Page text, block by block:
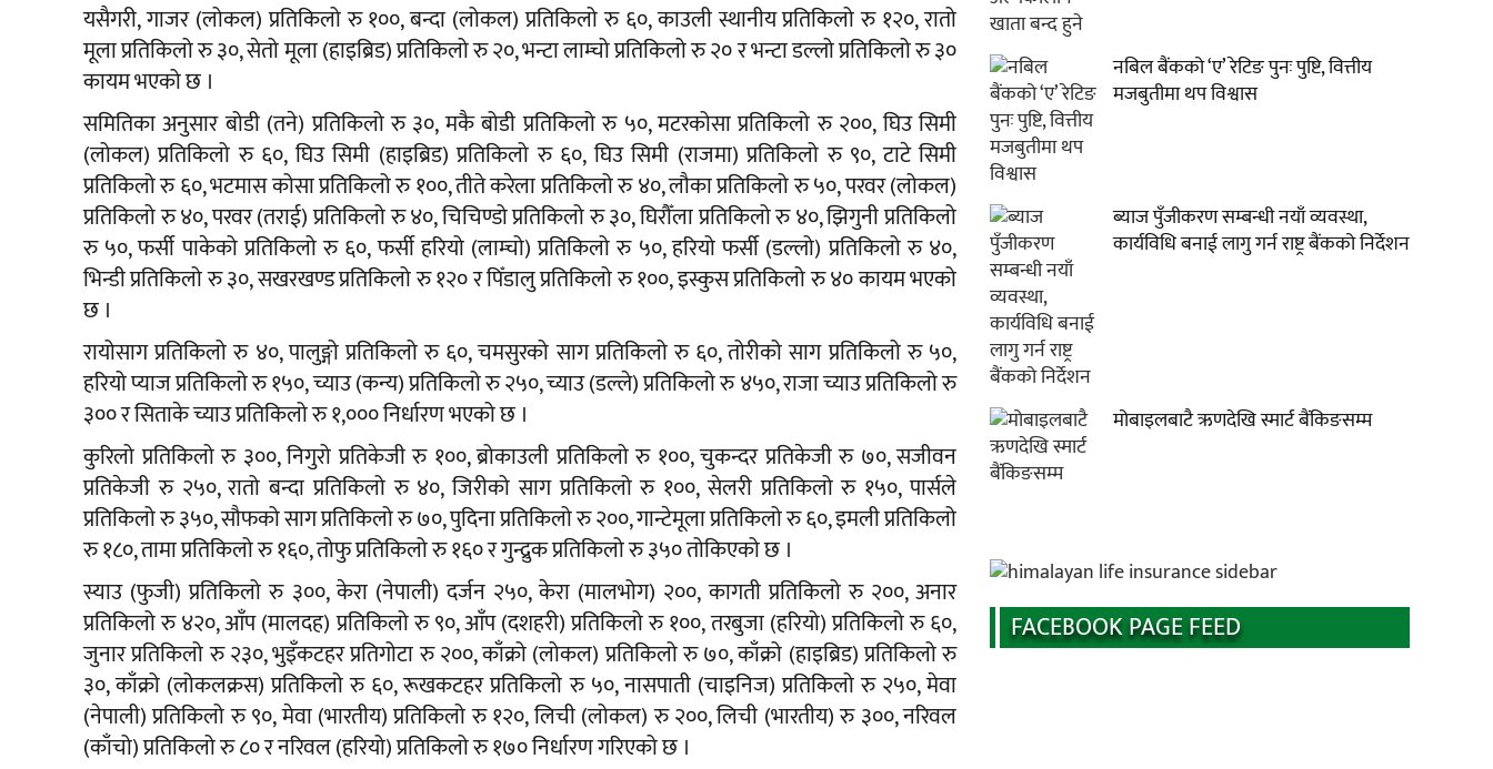
यसैगरी, गाजर (लोकल) प्रतिकिलो रु १००, बन्दा (लोकल) प्रतिकिलो रु ६०, काउली स्थानीय प्रतिकिलो रु १२०, रातो
मूला प्रतिकिलो रु ३०, सेतो मूला (हाइब्रिड) प्रतिकिलो रु २०, भन्टा लाम्चो प्रतिकिलो रु २० र भन्टा डल्लो प्रतिकिलो रु ३०
कायम भएको छ ।
समितिका अनुसार बोडी (तने) प्रतिकिलो रु ३०, मकै बोडी प्रतिकिलो रु ५०, मटरकोसा प्रतिकिलो रु २००, घिउ सिमी
(लोकल) प्रतिकिलो रु ६०, घिउ सिमी (हाइब्रिड) प्रतिकिलो रु ६०, घिउ सिमी (राजमा) प्रतिकिलो रु ९०, टाटे सिमी
प्रतिकिलो रु ६०, भटमास कोसा प्रतिकिलो रु १००, तीते करेला प्रतिकिलो रु ४०, लौका प्रतिकिलो रु ५०, परवर (लोकल)
प्रतिकिलो रु ४०, परवर (तराई) प्रतिकिलो रु ४०, चिचिण्डो प्रतिकिलो रु ३०, घिरौँला प्रतिकिलो रु ४०, झिगुनी प्रतिकिलो
रु ५०, फर्सी पाकेको प्रतिकिलो रु ६०, फर्सी हरियो (लाम्चो) प्रतिकिलो रु ५०, हरियो फर्सी (डल्लो) प्रतिकिलो रु ४०,
भिन्डी प्रतिकिलो रु ३०, सखरखण्ड प्रतिकिलो रु १२० र पिँडालु प्रतिकिलो रु १००, इस्कुस प्रतिकिलो रु ४० कायम भएको
छ ।
रायोसाग प्रतिकिलो रु ४०, पालुङ्गो प्रतिकिलो रु ६०, चमसुरको साग प्रतिकिलो रु ६०, तोरीको साग प्रतिकिलो रु ५०,
हरियो प्याज प्रतिकिलो रु १५०, च्याउ (कन्य) प्रतिकिलो रु २५०, च्याउ (डल्ले) प्रतिकिलो रु ४५०, राजा च्याउ प्रतिकिलो रु
३०० र सिताके च्याउ प्रतिकिलो रु १,००० निर्धारण भएको छ ।
कुरिलो प्रतिकिलो रु ३००, निगुरो प्रतिकेजी रु १००, ब्रोकाउली प्रतिकिलो रु १००, चुकन्दर प्रतिकेजी रु ७०, सजीवन
प्रतिकेजी रु २५०, रातो बन्दा प्रतिकिलो रु ४०, जिरीको साग प्रतिकिलो रु १००, सेलरी प्रतिकिलो रु १५०, पार्सले
प्रतिकिलो रु ३५०, सौफको साग प्रतिकिलो रु ७०, पुदिना प्रतिकिलो रु २००, गान्टेमूला प्रतिकिलो रु ६०, इमली प्रतिकिलो
रु १८०, तामा प्रतिकिलो रु १६०, तोफु प्रतिकिलो रु १६० र गुन्द्रुक प्रतिकिलो रु ३५० तोकिएको छ ।
स्याउ (फुजी) प्रतिकिलो रु ३००, केरा (नेपाली) दर्जन २५०, केरा (मालभोग) २००, कागती प्रतिकिलो रु २००, अनार
प्रतिकिलो रु ४२०, आँप (मालदह) प्रतिकिलो रु ९०, आँप (दशहरी) प्रतिकिलो रु १००, तरबुजा (हरियो) प्रतिकिलो रु ६०,
जुनार प्रतिकिलो रु २३०, भुइँकटहर प्रतिगोटा रु २००, काँक्रो (लोकल) प्रतिकिलो रु ७०, काँक्रो (हाइब्रिड) प्रतिकिलो रु
३०, काँक्रो (लोकलक्रस) प्रतिकिलो रु ६०, रूखकटहर प्रतिकिलो रु ५०, नासपाती (चाइनिज) प्रतिकिलो रु २५०, मेवा
(नेपाली) प्रतिकिलो रु ९०, मेवा (भारतीय) प्रतिकिलो रु १२०, लिची (लोकल) रु २००, लिची (भारतीय) रु ३००, नरिवल
(काँचो) प्रतिकिलो रु ८० र नरिवल (हरियो) प्रतिकिलो रु १७० निर्धारण गरिएको छ ।
नबिल बैंकको ‘ए’ रेटिङ पुनः पुष्टि, वित्तीय
मजबुतीमा थप विश्वास
ब्याज पुँजीकरण सम्बन्धी नयाँ व्यवस्था,
कार्यविधि बनाई लागु गर्न राष्ट्र बैंकको निर्देशन
मोबाइलबाटै ऋणदेखि स्मार्ट बैंकिङसम्म
FACEBOOK PAGE FEED